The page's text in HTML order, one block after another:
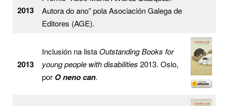
2013
Autora do ano” pola Asociación Galega de
Editores (AGE).
2013
Inclusión na listaOutstanding Books for
young people with disabilities 2013. Oslo,
por O neno can.